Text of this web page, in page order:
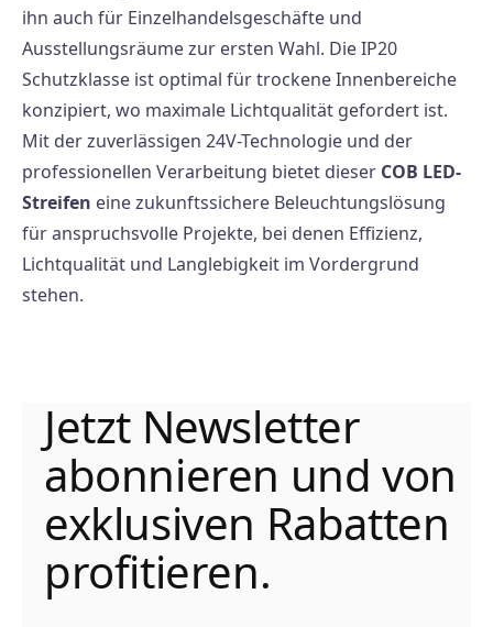
ihn auch für Einzelhandelsgeschäfte und
Ausstellungsräume zur ersten Wahl. Die IP20
Schutzklasse ist optimal für trockene Innenbereiche
konzipiert, wo maximale Lichtqualität gefordert ist.
Mit der zuverlässigen 24V-Technologie und der
professionellen Verarbeitung bietet dieser COB LED-
Streifen eine zukunftssichere Beleuchtungslösung
für anspruchsvolle Projekte, bei denen Effizienz,
Lichtqualität und Langlebigkeit im Vordergrund
stehen.
Jetzt Newsletter
abonnieren und von
exklusiven Rabatten
profitieren.